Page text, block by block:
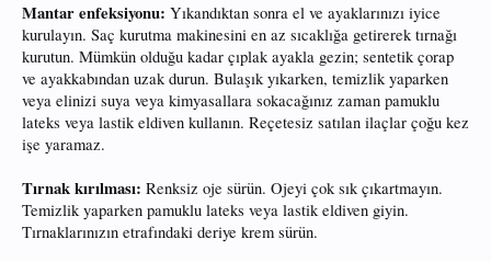
Mantar enfeksiyonu: Yıkandıktan sonra el ve ayaklarınızı iyice
kurulayın. Saç kurutma makinesini en az sıcaklığa getirerek tırnağı
kurutun. Mümkün olduğu kadar çıplak ayakla gezin; sentetik çorap
ve ayakkabından uzak durun. Bulaşık yıkarken, temizlik yaparken
veya elinizi suya veya kimyasallara sokacağınız zaman pamuklu
lateks veya lastik eldiven kullanın. Reçetesiz satılan ilaçlar çoğu kez
işe yaramaz.
Tırnak kırılması: Renksiz oje sürün. Ojeyi çok sık çıkartmayın.
Temizlik yaparken pamuklu lateks veya lastik eldiven giyin.
Tırnaklarınızın etrafındaki deriye krem sürün.